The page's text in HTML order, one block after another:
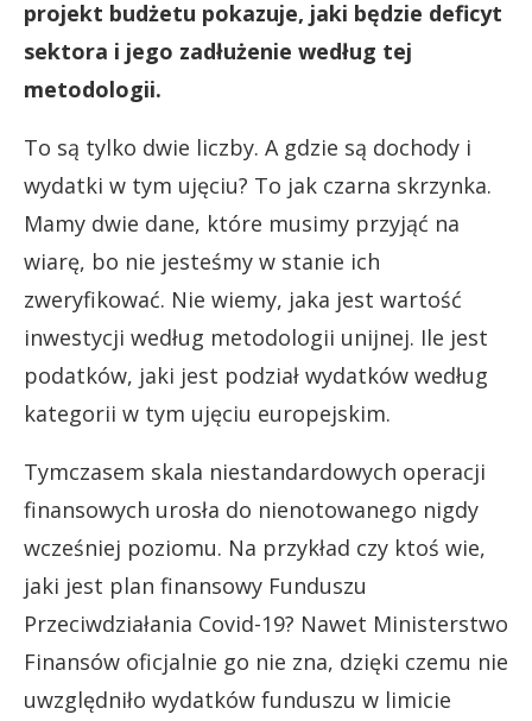
projekt budżetu pokazuje, jaki będzie deficyt
sektora i jego zadłużenie według tej
metodologii.
To są tylko dwie liczby. A gdzie są dochody i
wydatki w tym ujęciu? To jak czarna skrzynka.
Mamy dwie dane, które musimy przyjąć na
wiarę, bo nie jesteśmy w stanie ich
zweryfikować. Nie wiemy, jaka jest wartość
inwestycji według metodologii unijnej. Ile jest
podatków, jaki jest podział wydatków według
kategorii w tym ujęciu europejskim.
Tymczasem skala niestandardowych operacji
finansowych urosła do nienotowanego nigdy
wcześniej poziomu. Na przykład czy ktoś wie,
jaki jest plan finansowy Funduszu
Przeciwdziałania Covid-19? Nawet Ministerstwo
Finansów oficjalnie go nie zna, dzięki czemu nie
uwzględniło wydatków funduszu w limicie